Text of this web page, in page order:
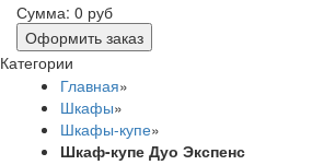
Сумма: 0 руб
Оформить заказ
Категории
Главная»
Шкафы»
Шкафы-купе»
Шкаф-купе Дуо Экспенс